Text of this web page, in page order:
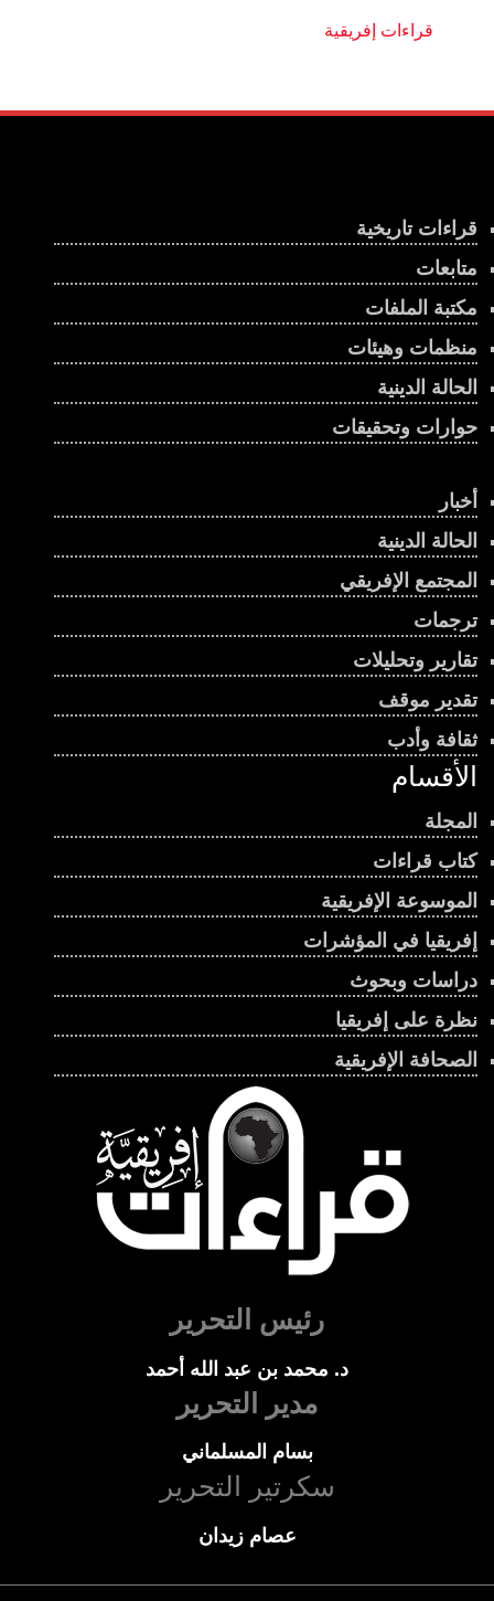
قراءات تاريخية
متابعات
مكتبة الملفات
منظمات وهيئات
الحالة الدينية
حوارات وتحقيقات
أخبار
الحالة الدينية
المجتمع الإفريقي
ترجمات
تقارير وتحليلات
تقدير موقف
ثقافة وأدب
الأقسام
المجلة
كتاب قراءات
الموسوعة الإفريقية
إفريقيا في المؤشرات
دراسات وبحوث
نظرة على إفريقيا
الصحافة الإفريقية
رئيس التحرير
د. محمد بن عبد الله أحمد
مدير التحرير
بسام المسلماني
سكرتير التحرير
عصام زيدان